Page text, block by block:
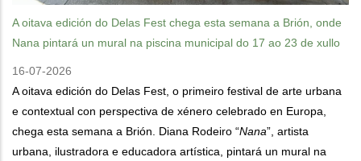
A oitava edición do Delas Fest chega esta semana a Brión, onde
Nana pintará un mural na piscina municipal do 17 ao 23 de xullo
16-07-2026
A oitava edición do Delas Fest, o primeiro festival de arte urbana
e contextual con perspectiva de xénero celebrado en Europa,
chega esta semana a Brión. Diana Rodeiro “Nana”, artista
urbana, ilustradora e educadora artística, pintará un mural na